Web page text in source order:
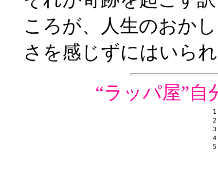
ころが、人生のおか
さを感じずにはいら
“ラッパ屋”自